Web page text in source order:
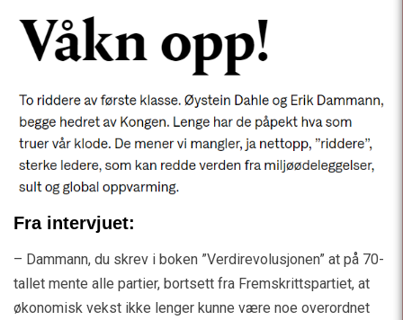
Fra intervjuet:
– Dammann, du skrev i boken ”Verdirevolusjonen” at på 70-
tallet mente alle partier, bortsett fra Fremskrittspartiet, at
økonomisk vekst ikke lenger kunne være noe overordnet